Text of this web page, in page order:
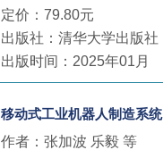
定价：79.80元
出版社：清华大学出版社
出版时间：2025年01月
移动式工业机器人制造系统
作者：张加波 乐毅 等